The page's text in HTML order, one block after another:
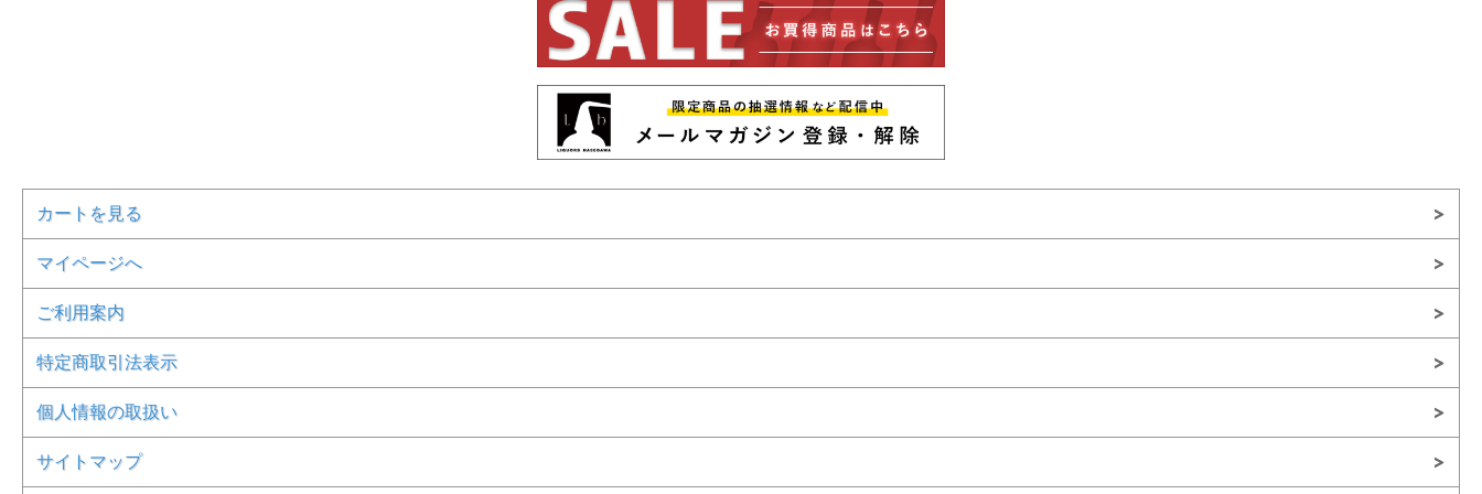
カートを見る
マイページへ
ご利用案内
特定商取引法表示
個人情報の取扱い
サイトマップ